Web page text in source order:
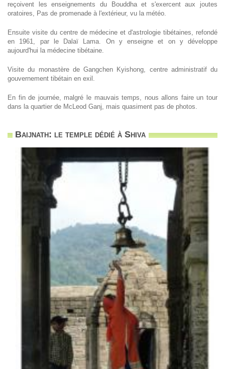
reçoivent les enseignements du Bouddha et s'exercent aux joutes
oratoires, Pas de promenade à l'extérieur, vu la météo.
Ensuite visite du centre de médecine et d'astrologie tibétaines, refondé
en 1961, par le Dalaï Lama. On y enseigne et on y développe
aujourd'hui la médecine tibétaine.
Visite du monastère de Gangchen Kyishong, centre administratif du
gouvernement tibétain en exil.
En fin de journée, malgré le mauvais temps, nous allons faire un tour
dans la quartier de McLeod Ganj, mais quasiment pas de photos.
Baijnath: le temple dédié à Shiva